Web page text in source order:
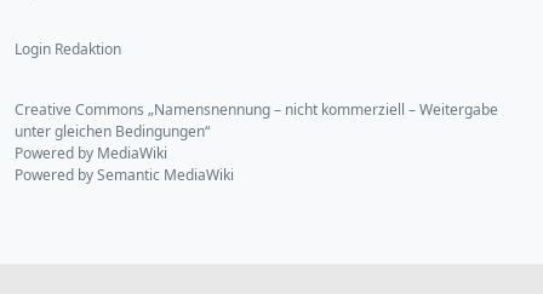
Login Redaktion
Creative Commons „Namensnennung – nicht kommerziell – Weitergabe
unter gleichen Bedingungen“
Powered by MediaWiki
Powered by Semantic MediaWiki